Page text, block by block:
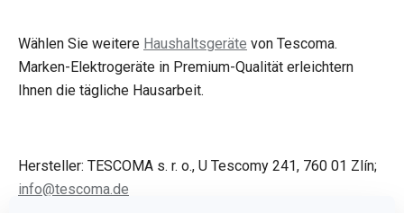
Wählen Sie weitere Haushaltsgeräte von Tescoma.
Marken-Elektrogeräte in Premium-Qualität erleichtern
Ihnen die tägliche Hausarbeit.
Hersteller: TESCOMA s. r. o., U Tescomy 241, 760 01 Zlín;
info@tescoma.de